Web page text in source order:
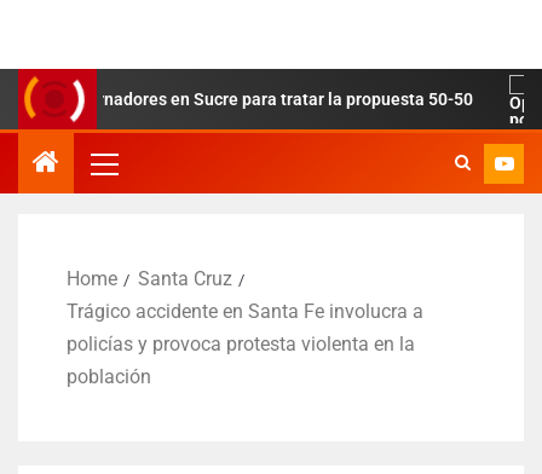
en Sucre para tratar la propuesta 50-50
Home
Santa Cruz
Trágico accidente en Santa Fe involucra a
policías y provoca protesta violenta en la
población